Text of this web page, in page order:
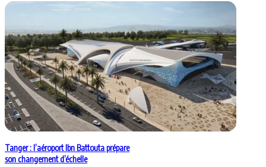
Tanger : l’aéroport Ibn Battouta prépare
son changement d’échelle